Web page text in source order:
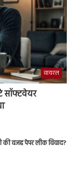
वायरल
सॉफ्टवेयर
की वजह पेपर लीक विवाद?